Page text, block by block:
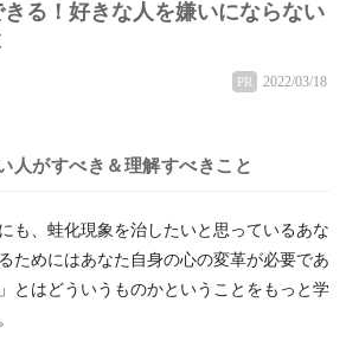
る！好きな人を嫌いにならない
PR 2022/03/18
人がすべき＆理解すべきこと
も、蛙化現象を治したいと思っているあな
ためにはあなた自身の心の変革が必要であ
とはどういうものかということをもっと学